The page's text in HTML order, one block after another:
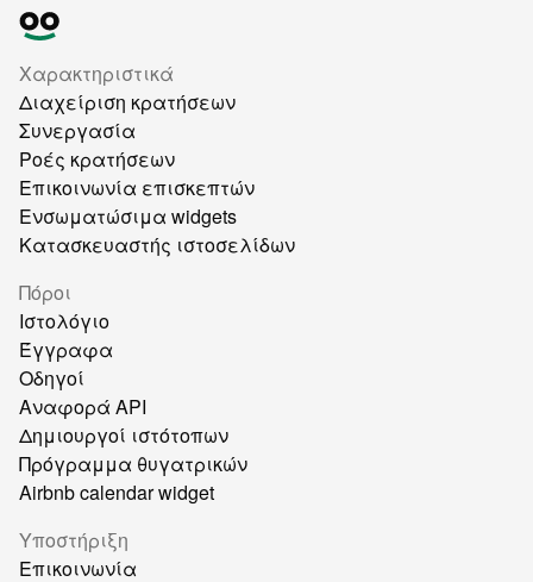
Χαρακτηριστικά
Διαχείριση κρατήσεων
Συνεργασία
Ροές κρατήσεων
Επικοινωνία επισκεπτών
Ενσωματώσιμα widgets
Κατασκευαστής ιστοσελίδων
Πόροι
Ιστολόγιο
Έγγραφα
Οδηγοί
Αναφορά API
Δημιουργοί ιστότοπων
Πρόγραμμα θυγατρικών
Airbnb calendar widget
Υποστήριξη
Επικοινωνία